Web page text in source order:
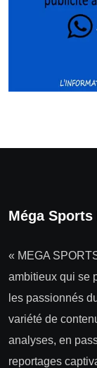
Méga Sports
« MEGA
ambitieux qui se
les passionnés
variété de
analyses, en
reportages